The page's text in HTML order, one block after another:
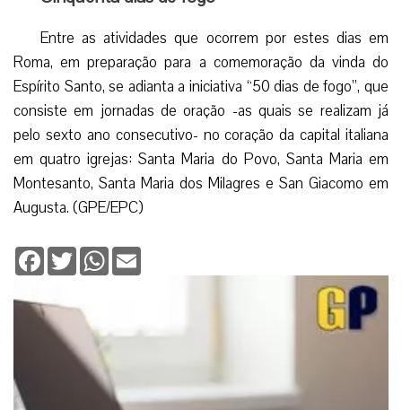
Entre as atividades que ocorrem por estes dias em
Roma, em preparação para a comemoração da vinda do
Espírito Santo, se adianta a iniciativa “50 dias de fogo”, que
consiste em jornadas de oração -as quais se realizam já
pelo sexto ano consecutivo- no coração da capital italiana
em quatro igrejas: Santa Maria do Povo, Santa Maria em
Montesanto, Santa Maria dos Milagres e San Giacomo em
Augusta. (GPE/EPC)
Facebook
TwitterWhatsApp